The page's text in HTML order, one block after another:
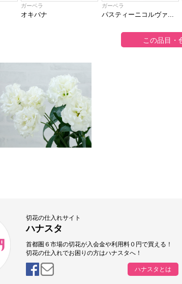
ガーベラ
オキバナ
ガーベラ
パスティーニコルヴァ...
切花の仕入れサイト
ハナスタ
首都圏６市場の切花が入会金や利用料０円で買える！
切花の仕入れでお困りの方はハナスタへ！
ハナスタとは